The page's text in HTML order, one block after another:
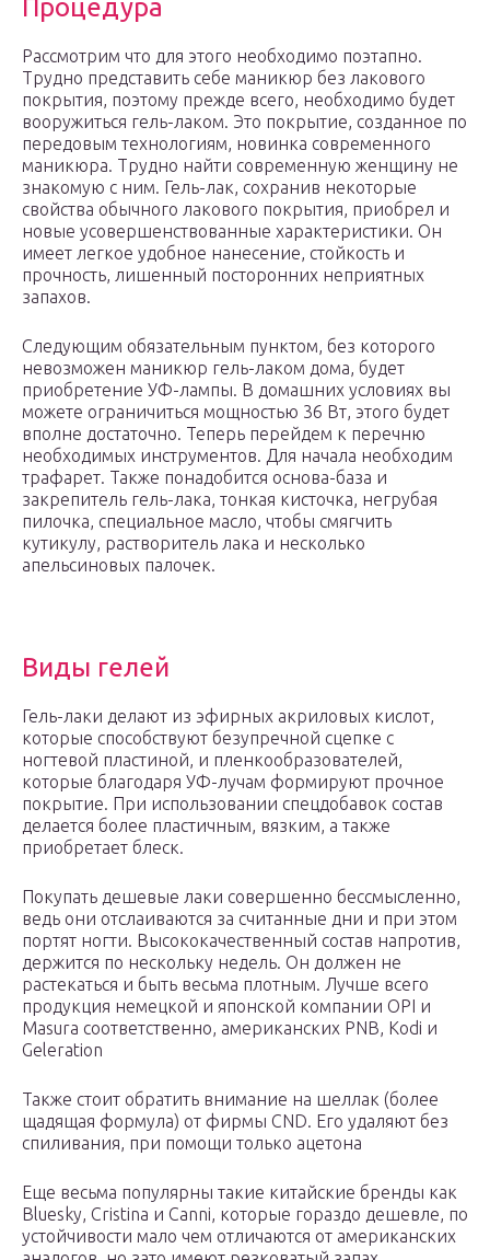
Процедура
Рассмотрим что для этого необходимо поэтапно.
Трудно представить себе маникюр без лакового
покрытия, поэтому прежде всего, необходимо будет
вооружиться гель-лаком. Это покрытие, созданное по
передовым технологиям, новинка современного
маникюра. Трудно найти современную женщину не
знакомую с ним. Гель-лак, сохранив некоторые
свойства обычного лакового покрытия, приобрел и
новые усовершенствованные характеристики. Он
имеет легкое удобное нанесение, стойкость и
прочность, лишенный посторонних неприятных
запахов.
Следующим обязательным пунктом, без которого
невозможен маникюр гель-лаком дома, будет
приобретение УФ-лампы. В домашних условиях вы
можете ограничиться мощностью 36 Вт, этого будет
вполне достаточно. Теперь перейдем к перечню
необходимых инструментов. Для начала необходим
трафарет. Также понадобится основа-база и
закрепитель гель-лака, тонкая кисточка, негрубая
пилочка, специальное масло, чтобы смягчить
кутикулу, растворитель лака и несколько
апельсиновых палочек.
Виды гелей
Гель-лаки делают из эфирных акриловых кислот,
которые способствуют безупречной сцепке с
ногтевой пластиной, и пленкообразователей,
которые благодаря УФ-лучам формируют прочное
покрытие. При использовании спецдобавок состав
делается более пластичным, вязким, а также
приобретает блеск.
Покупать дешевые лаки совершенно бессмысленно,
ведь они отслаиваются за считанные дни и при этом
портят ногти. Высококачественный состав напротив,
держится по нескольку недель. Он должен не
растекаться и быть весьма плотным. Лучше всего
продукция немецкой и японской компании OPI и
Masura соответственно, американских PNB, Kodi и
Geleration
Также стоит обратить внимание на шеллак (более
щадящая формула) от фирмы CND. Его удаляют без
спиливания, при помощи только ацетона
Еще весьма популярны такие китайские бренды как
Bluesky, Cristina и Canni, которые гораздо дешевле, по
устойчивости мало чем отличаются от американских